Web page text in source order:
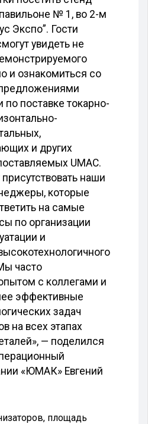
№ 1, во 2-м
Экспо”. Гости
увидеть не
и ознакомиться со
поставке токарно-
и других
UMAC.
наши
которые
на самые
по организации
и
часто
с коллегами и
эффективные
задач
на всех этапах
— поделился
«ЮМАК» Евгений
площадь